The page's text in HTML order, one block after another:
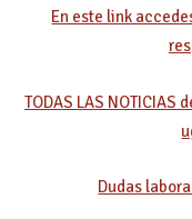
En este link
TODAS LAS
Dudas